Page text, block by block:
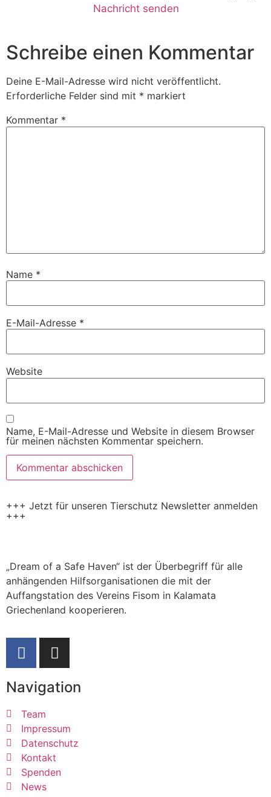
Nachricht senden
Schreibe einen Kommentar
Deine E-Mail-Adresse wird nicht veröffentlicht.
Erforderliche Felder sind mit * markiert
Kommentar *
Name *
E-Mail-Adresse *
Website
Name, E-Mail-Adresse und Website in diesem Browser
für meinen nächsten Kommentar speichern.
+++ Jetzt für unseren Tierschutz Newsletter anmelden
+++
„Dream of a Safe Haven“ ist der Überbegriff für alle
anhängenden Hilfsorganisationen die mit der
Auffangstation des Vereins Fisom in Kalamata
Griechenland kooperieren.
Navigation
Team
Impressum
Datenschutz
Kontakt
Spenden
News